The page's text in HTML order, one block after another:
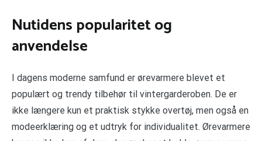
Nutidens popularitet og
anvendelse
I dagens moderne samfund er ørevarmere blevet et
populært og trendy tilbehør til vintergarderoben. De er
ikke længere kun et praktisk stykke overtøj, men også en
modeerklæring og et udtryk for individualitet. Ørevarmere